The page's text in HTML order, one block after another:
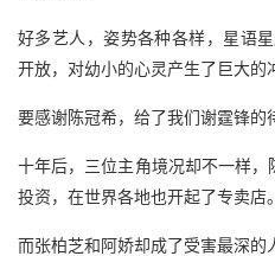
好多艺人，姿势各种各样，星语
开放，对幼小的心灵产生了巨大的
要感谢陈冠希，给了我们谢霆锋的
十年后，三位主角境况却不一样，
投资，在世界各地也开起了专卖店。
而张柏芝和阿娇却成了受害最深的